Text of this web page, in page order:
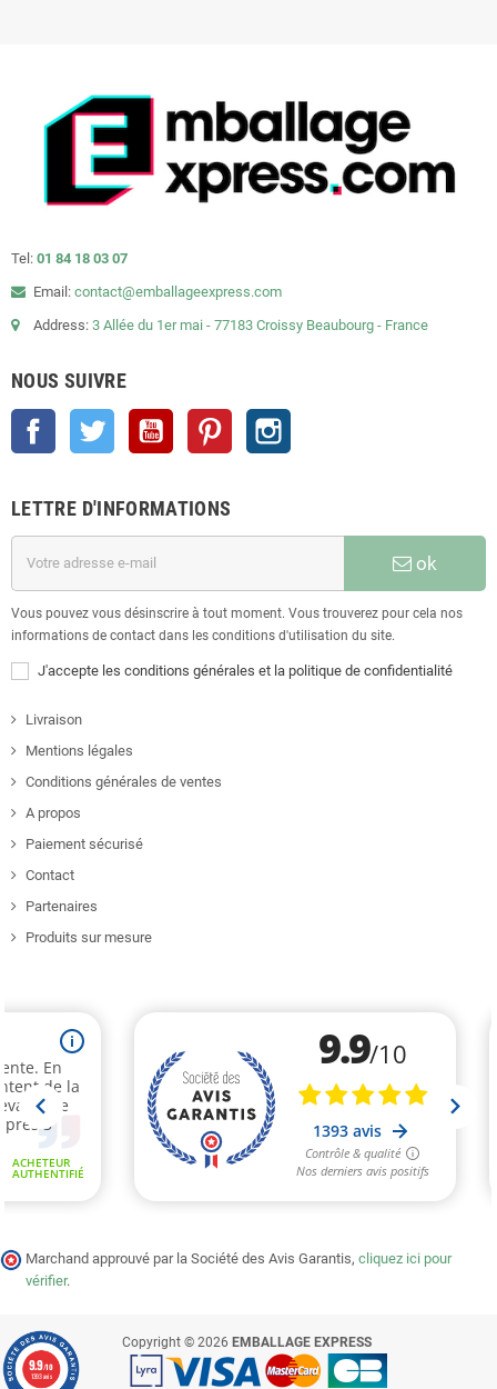
Tel: 01 84 18 03 07
Email: contact@emballageexpress.com
Address: 3 Allée du 1er mai - 77183 Croissy Beaubourg - France
NOUS SUIVRE
Facebook Twitter YouTube Pinterest
LETTRE D'INFORMATIONS
ok
Vous pouvez vous désinscrire à tout moment. Vous trouverez pour cela nos
informations de contact dans les conditions d'utilisation du site.
J'accepte les conditions générales et la politique de confidentialité
Livraison
Mentions légales
Conditions générales de ventes
A propos
Paiement sécurisé
Contact
Partenaires
Produits sur mesure
Marchand approuvé par la Société des Avis Garantis, cliquez ici pour
vérifier.
Copyright © 2026 EMBALLAGE EXPRESS
9.9/10
1393 avis